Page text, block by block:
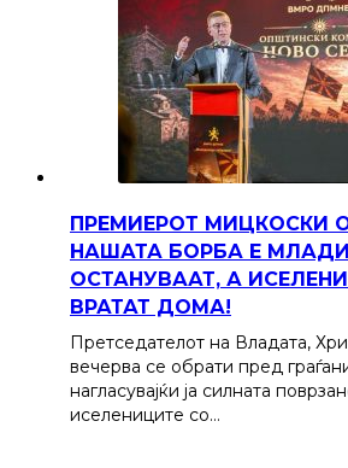
ПРЕМИЕРОТ МИЦКОСКИ
НАШАТА БОРБА Е
ОСТАНУВААТ, А
ВРАТАТ ДОМА!
Претседателот на Владата,
вечерва се обрати пред
нагласувајќи ја силната
иселениците со…